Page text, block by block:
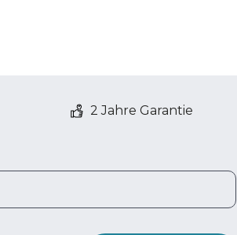
2 Jahre Garantie